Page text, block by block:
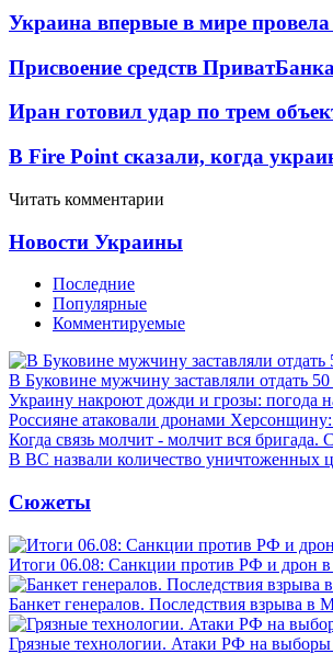
Украина впервые в мире
Присвоение средств
Иран готовил удар по трем
В Fire Point сказали, когда
Читать комментарии
Новости Украины
Последние
Популярные
Комментируемые
В Буковине мужчину заставляли отдать
Украину накроют дожди и грозы: погода
Россияне атаковали дронами
Когда связь молчит - молчит вся
В ВС назвали количество уничтоженных
Сюжеты
Итоги 06.08: Санкции против РФ и дрон
Банкет генералов. Последствия взрыва в
Грязные технологии. Атаки РФ на